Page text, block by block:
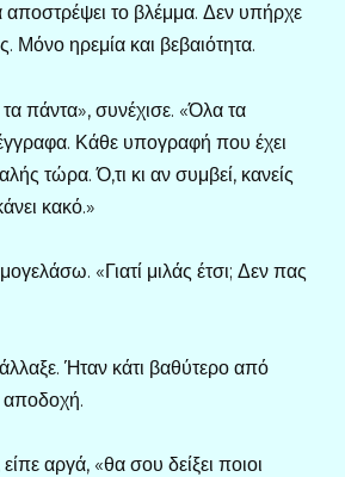
αποστρέψει το βλέμμα. Δεν υπήρχε
Μόνο ηρεμία και βεβαιότητα.
πάντα», συνέχισε. «Όλα τα
Κάθε υπογραφή που έχει
τώρα. Ό,τι κι αν συμβεί, κανείς
κακό.»
«Γιατί μιλάς έτσι; Δεν πας
Ήταν κάτι βαθύτερο από
αργά, «θα σου δείξει ποιοι